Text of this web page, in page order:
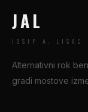
JAL
JOSIP A. LISAC
Alternativni rok
gradi mostove